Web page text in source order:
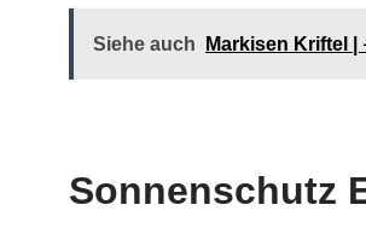
Siehe auch Markisen Kriftel
Sonnenschutz